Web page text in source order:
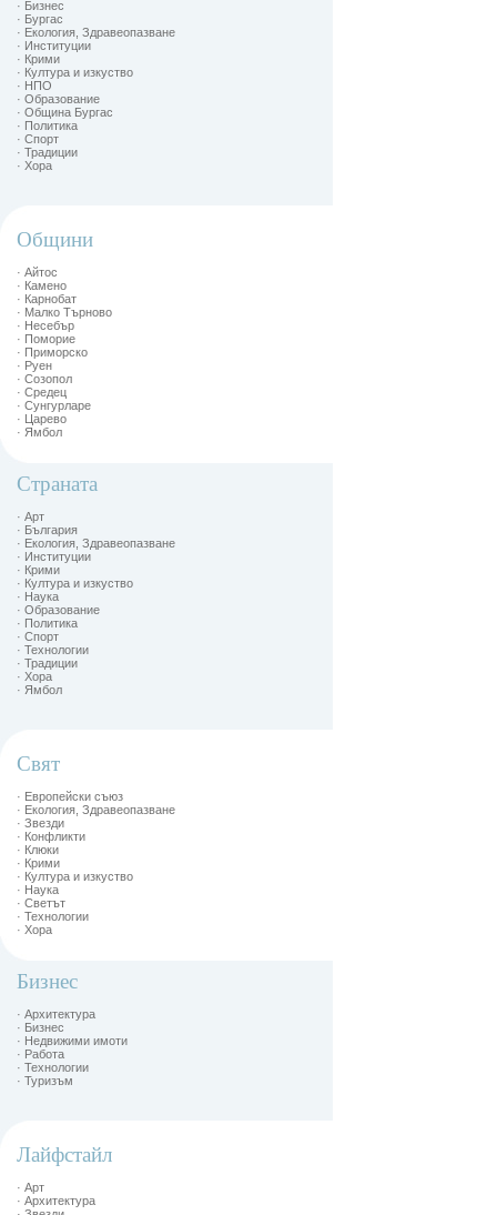
· Бизнес
· Бургас
· Екология, Здравеопазване
· Институции
· Крими
· Култура и изкуство
· НПО
· Образование
· Община Бургас
· Политика
· Спорт
· Традиции
· Хора
Общини
· Айтос
· Камено
· Карнобат
· Малко Търново
· Несебър
· Поморие
· Приморско
· Руен
· Созопол
· Средец
· Сунгурларе
· Царево
· Ямбол
Страната
· Арт
· България
· Екология, Здравеопазване
· Институции
· Крими
· Култура и изкуство
· Наука
· Образование
· Политика
· Спорт
· Технологии
· Традиции
· Хора
· Ямбол
Свят
· Европейски съюз
· Екология, Здравеопазване
· Звезди
· Конфликти
· Клюки
· Крими
· Култура и изкуство
· Наука
· Светът
· Технологии
· Хора
Бизнес
· Архитектура
· Бизнес
· Недвижими имоти
· Работа
· Технологии
· Туризъм
Лайфстайл
· Арт
· Архитектура